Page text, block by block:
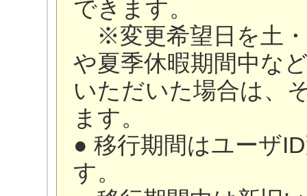
できます。
※変更希望日を土・
や夏季休暇期間中な
いただいた場合は、
ます。
● 移行期間はユーザ
す。